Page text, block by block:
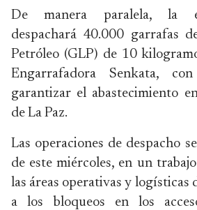
De manera paralela, la
despachará 40.000 garrafas
Petróleo (GLP) de 10
Engarrafadora Senkata,
garantizar el abastecimiento
de La Paz.
Las operaciones de despacho
de este miércoles, en un
las áreas operativas y logísticas
a los bloqueos en los